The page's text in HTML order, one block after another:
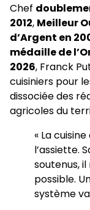
Chef
2012, Meilleur
d’Argent en
médaille de
2026, Franck
cuisiniers pour
dissociée des
agricoles du
« La
l’assiette.
soutenus,
possible.
système